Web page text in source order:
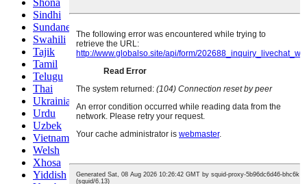
Shona
Sindhi
Sundanese
Swahili
Tajik
Tamil
Telugu
Thai
Ukrainian
Urdu
Uzbek
Vietnamese
Welsh
Xhosa
Yiddish